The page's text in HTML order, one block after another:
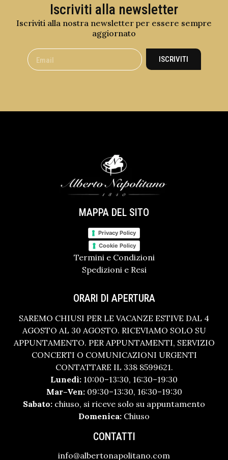
Iscriviti alla newsletter
Iscriviti alla nostra newsletter per essere sempre
aggiornato
ISCRIVITI
MAPPA DEL SITO
Privacy Policy
Cookie Policy
Termini e Condizioni
Spedizioni e Resi
ORARI DI APERTURA
SAREMO CHIUSI PER LE VACANZE ESTIVE DAL 4
AGOSTO AL 30 AGOSTO. RICEVIAMO SOLO SU
APPUNTAMENTO. PER APPUNTAMENTI, SERVIZIO
CONCERTI O COMUNICAZIONI URGENTI
CONTATTARE IL 338 8599621.
Lunedì: 10:00–13:30, 16:30–19:30
Mar–Ven:09:30–13:30, 16:30–19:30
Sabato: chiuso, si riceve solo su appuntamento
Domenica: Chiuso
CONTATTI
info@albertonapolitano.com